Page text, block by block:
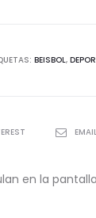
BEISBOL,
en la